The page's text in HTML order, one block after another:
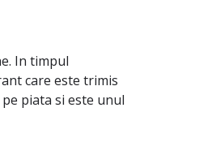
In timpul
care este trimis
piata si este unul